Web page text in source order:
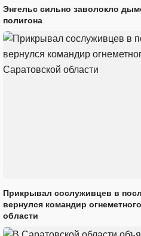
Энгельс сильно заволокло
полигона
Прикрывал сослуживцев в
вернулся командир
области